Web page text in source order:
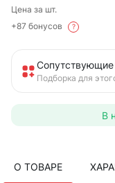
Цена за шт.
+87 бонусов
?
Подборка для
В
О ТОВАРЕ